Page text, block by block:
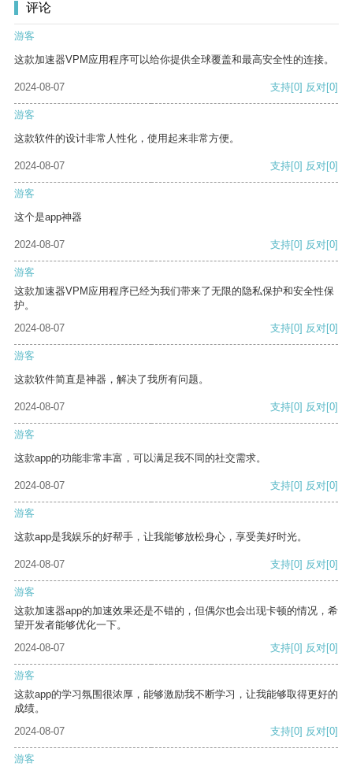
评论
游客
这款加速器VPM应用程序可以给你提供全球覆盖和最高安全性的连接。
2024-08-07 支持[0] 反对[0]
游客
这款软件的设计非常人性化，使用起来非常方便。
2024-08-07 支持[0] 反对[0]
游客
这个是app神器
2024-08-07 支持[0] 反对[0]
游客
这款加速器VPM应用程序已经为我们带来了无限的隐私保护和安全性保
护。
2024-08-07
支持[0] 反对[0]
游客
这款软件简直是神器，解决了我所有问题。
2024-08-07 支持[0] 反对[0]
游客
这款app的功能非常丰富，可以满足我不同的社交需求。
2024-08-07 支持[0] 反对[0]
游客
这款app是我娱乐的好帮手，让我能够放松身心，享受美好时光。
2024-08-07 支持[0] 反对[0]
游客
这款加速器app的加速效果还是不错的，但偶尔也会出现卡顿的情况，希
望开发者能够优化一下。
2024-08-07
支持[0] 反对[0]
游客
这款app的学习氛围很浓厚，能够激励我不断学习，让我能够取得更好的
成绩。
2024-08-07
支持[0] 反对[0]
游客